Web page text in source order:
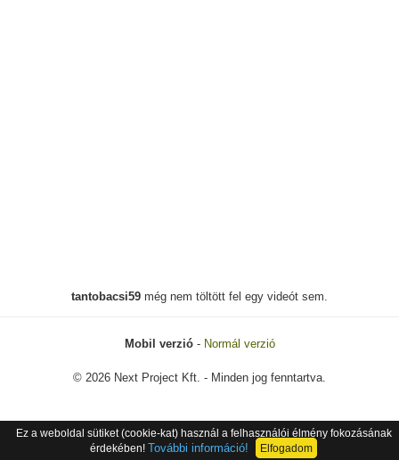
tantobacsi59 még nem töltött fel egy videót sem.
Mobil verzió- Normál verzió
© 2026 Next Project Kft. - Minden jog fenntartva.
Ez a weboldal sütiket (cookie-kat) használ a felhasználói élmény fokozásának
érdekében! További információ! Elfogadom